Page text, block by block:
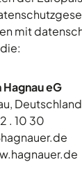
mit
eG
Deutschland
. 10 30